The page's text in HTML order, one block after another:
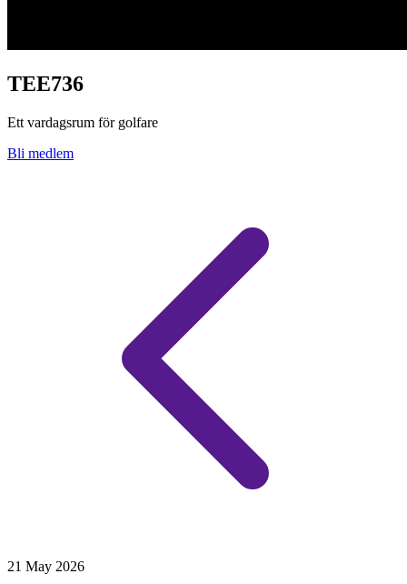
TEE736
Ett vardagsrum för golfare
Bli medlem
21 May 2026